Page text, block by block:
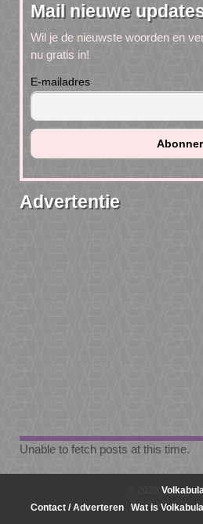
Mail nieuwe
Wil je de nieuwste woorden en
nu gratis in!
E-mailadres
Advertentie
Unable to fetch posts at this time.
Contact / Adverteren
Wat is